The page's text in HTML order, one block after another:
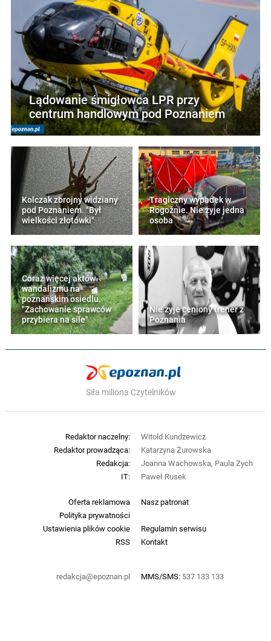
Lądowanie śmigłowca LPR przy
centrum handlowym pod Poznaniem
Kolczak zbrojny widziany
pod Poznaniem. "Był
wielkości złotówki"
Tragiczny wypadek w
Rogoźnie. Nie żyje jedna
osoba
Coraz więcej aktów
wandalizmu na
poznańskim osiedlu.
"Zachowanie sprawców
przybiera na sile"
Nie żyje ceniony trener z
Poznania
Siła miliona Czytelników
Oferta reklamowa
Nasz patronat
Polityka prywatności
Ustawienia plików cookie
Regulamin serwisu
RSS
Kontakt
redakcja@epoznan.pl MMS/SMS: 537 133 133
Redaktor naczelny:
Witold Kundzewicz
Redaktor prowadząca:
Katarzyna Żurowska
Redakcja:
Joanna Wachowska, Paula Zych
IT:
Paweł Rusek